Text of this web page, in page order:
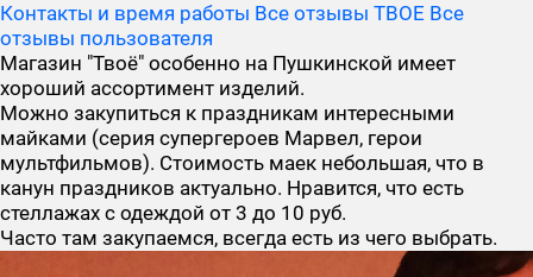
Контакты и время работы Все отзывы ТВОЕ Все
отзывы пользователя
Магазин "Твоё" особенно на Пушкинской имеет
хороший ассортимент изделий.
Можно закупиться к праздникам интересными
майками (серия супергероев Марвел, герои
мультфильмов). Стоимость маек небольшая, что в
канун праздников актуально. Нравится, что есть
стеллажах с одеждой от 3 до 10 руб.
Часто там закупаемся, всегда есть из чего выбрать.